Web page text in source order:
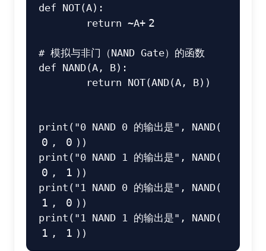
def NOT(A) :
return ~A+ 2
# 模拟与非门（NAND Gate）的函数
def NAND(A , B) :
return NOT(AND(A , B) )
print ( "0 NAND 0 的输出是" , NAND(
0 , 0 ) )
print ( "0 NAND 1 的输出是" , NAND(
0 , 1 ) )
print ( "1 NAND 0 的输出是" , NAND(
1 , 0 ) )
print ( "1 NAND 1 的输出是" , NAND(
1 , 1 ) )